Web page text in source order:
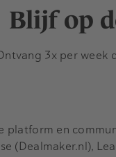
Blijf op
3x per week
platform en
(Dealmaker.nl),